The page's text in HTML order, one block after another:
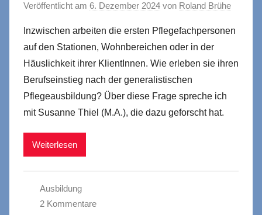
Veröffentlicht am 6. Dezember 2024 von Roland Brühe
Inzwischen arbeiten die ersten Pflegefachpersonen
auf den Stationen, Wohnbereichen oder in der
Häuslichkeit ihrer KlientInnen. Wie erleben sie ihren
Berufseinstieg nach der generalistischen
Pflegeausbildung? Über diese Frage spreche ich
mit Susanne Thiel (M.A.), die dazu geforscht hat.
Weiterlesen
Ausbildung
2 Kommentare